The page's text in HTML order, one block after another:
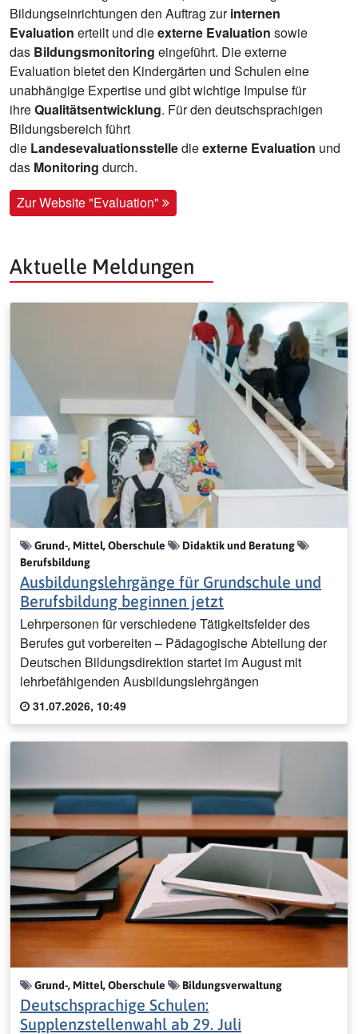
Bildungseinrichtungen den Auftrag zurinternen
Evaluation erteilt und dieexterne Evaluation sowie
das Bildungsmonitoring eingeführt. Die externe
Evaluation bietet den Kindergärten und Schulen eine
unabhängige Expertise und gibt wichtige Impulse für
ihreQualitätsentwicklung. Für den deutschsprachigen
Bildungsbereich führt
die Landesevaluationsstelledieexterne Evaluation und
das Monitoring durch.
Zur Website "Evaluation"
Aktuelle Meldungen
Grund-, Mittel, Oberschule
Didaktik und Beratung
Berufsbildung
Ausbildungslehrgänge für Grundschule und
Berufsbildung beginnen jetzt
Lehrpersonen für verschiedene Tätigkeitsfelder des
Berufes gut vorbereiten – Pädagogische Abteilung der
Deutschen Bildungsdirektion startet im August mit
lehrbefähigenden Ausbildungslehrgängen
31.07.2026, 10:49
Grund-, Mittel, Oberschule Bildungsverwaltung
Deutschsprachige Schulen:
Supplenzstellenwahl ab 29. Juli